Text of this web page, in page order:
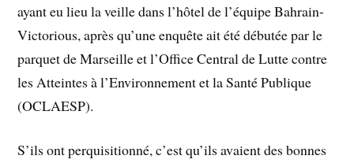
ayant eu lieu la veille dans l’hôtel de l’équipe Bahrain-
Victorious, après qu’une enquête ait été débutée par le
parquet de Marseille et l’Office Central de Lutte contre
les Atteintes à l’Environnement et la Santé Publique
(OCLAESP).
S’ils ont perquisitionné, c’est qu’ils avaient des bonnes